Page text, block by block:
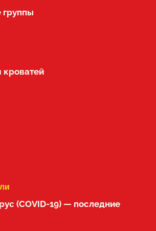
кроватей
(COVID-19) — последние